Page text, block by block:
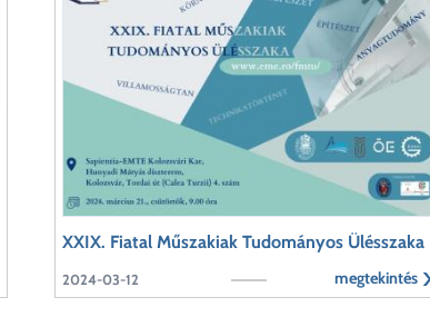
XXIX. Fiatal Műszakiak Tudományos Ülésszaka
megtekintés
2024-03-12